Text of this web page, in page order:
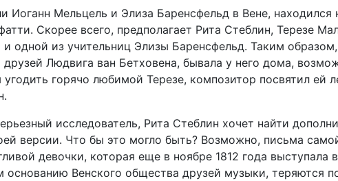
Иоганн Мельцель и Элиза Баренсфельд в Вене,
Скорее всего, предполагает Рита Стеблин, Терезе
и одной из учительниц Элизы Баренсфельд. Таким
друзей Людвига ван Бетховена, бывала у него дома,
горячо любимой Терезе, композитор посвятил ей
исследователь, Рита Стеблин хочет найти
версии. Что бы это могло быть? Возможно, письма
девочки, которая еще в ноябре 1812 года выступала
основанию Венского общества друзей музыки, теряются